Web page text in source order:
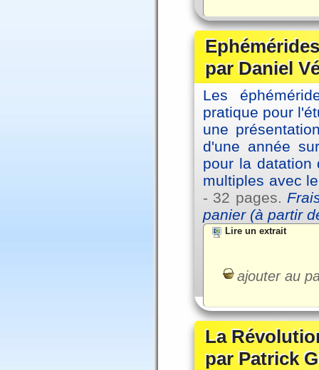
par Daniel
Les
pratique pour
une
d'une année
pour la datation
multiples avec
- 32 pages.
panier (à partir
Lire un extrait
ajouter au
La
par Patrick